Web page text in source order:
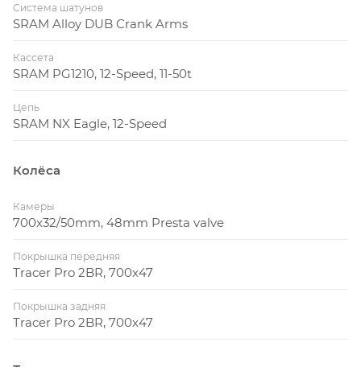
Система шатунов
SRAM Alloy DUB Crank Arms
Кассета
SRAM PG1210, 12-Speed, 11-50t
Цепь
SRAM NX Eagle, 12-Speed
Колёса
Камеры
700x32/50mm, 48mm Presta valve
Покрышка передняя
Tracer Pro 2BR, 700x47
Покрышка задняя
Tracer Pro 2BR, 700x47